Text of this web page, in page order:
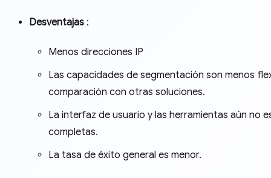
Desventajas :
Menos direcciones IP
Las capacidades de segmentación son menos
comparación con otras soluciones.
La interfaz de usuario y las herramientas aún no
completas.
La tasa de éxito general es menor.